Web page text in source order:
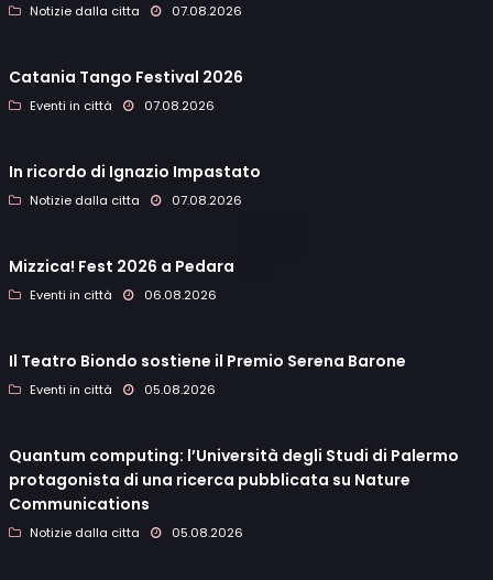
Notizie dalla citta 07.08.2026
Catania Tango Festival 2026
Eventi in città 07.08.2026
In ricordo di Ignazio Impastato
Notizie dalla citta 07.08.2026
Mizzica! Fest 2026 a Pedara
Eventi in città 06.08.2026
Il Teatro Biondo sostiene il Premio Serena Barone
Eventi in città 05.08.2026
Quantum computing: l’Università degli Studi di Palermo
protagonista di una ricerca pubblicata su Nature
Communications
Notizie dalla citta 05.08.2026